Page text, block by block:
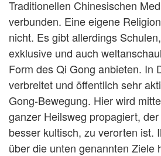
Traditionellen Chinesischen
verbunden. Eine eigene
nicht. Es gibt allerdings
exklusive und auch
Form des Qi Gong anbieten. In
verbreitet und öffentlich sehr
Gong-Bewegung. Hier wird
ganzer Heilsweg propagiert,
besser kultisch, zu verorten ist.
über die unten genannten Ziele